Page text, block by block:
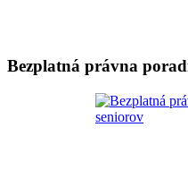
Bezplatná právna